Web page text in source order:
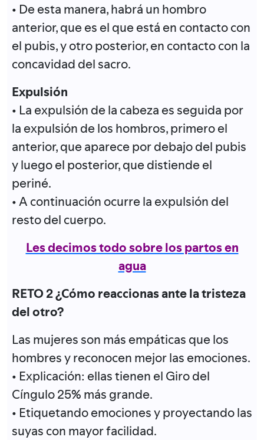
• De esta manera, habrá un hombro
anterior, que es el que está en contacto con
el pubis, y otro posterior, en contacto con la
concavidad del sacro.
Expulsión
• La expulsión de la cabeza es seguida por
la expulsión de los hombros, primero el
anterior, que aparece por debajo del pubis
y luego el posterior, que distiende el
periné.
• A continuación ocurre la expulsión del
resto del cuerpo.
Les decimos todo sobre los partos en
agua
RETO 2 ¿Cómo reaccionas ante la tristeza
del otro?
Las mujeres son más empáticas que los
hombres y reconocen mejor las emociones.
• Explicación: ellas tienen el Giro del
Cíngulo 25% más grande.
• Etiquetando emociones y proyectando las
suyas con mayor facilidad.